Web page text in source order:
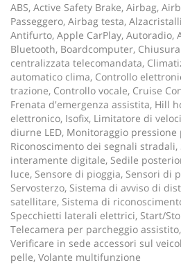
ABS, Active Safety Brake, Airbag,
Passeggero, Airbag testa,
Antifurto, Apple CarPlay, Autoradio,
Bluetooth, Boardcomputer,
centralizzata telecomandata,
automatico clima, Controllo
trazione, Controllo vocale, Cruise
Frenata d'emergenza assistita, Hill
elettronico, Isofix, Limitatore di
diurne LED, Monitoraggio pressione
Riconoscimento dei segnali
interamente digitale, Sedile
luce, Sensore di pioggia, Sensori di
Servosterzo, Sistema di avviso di
satellitare, Sistema di
Specchietti laterali elettrici, Start/
Telecamera per parcheggio
Verificare in sede accessori sul
pelle, Volante multifunzione